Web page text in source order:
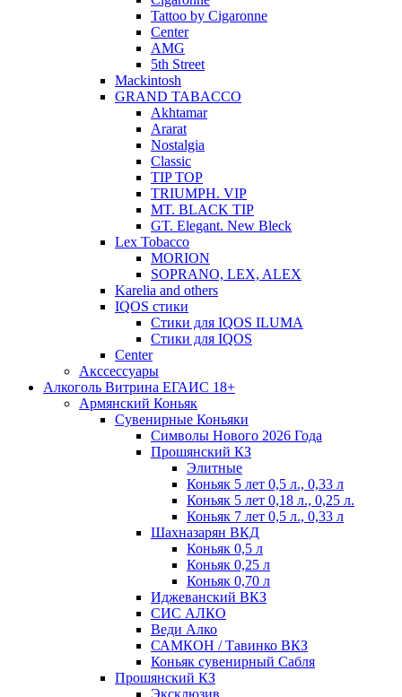
Tattoo by Cigaronne
Center
AMG
5th Street
Mackintosh
GRAND TABACCO
Akhtamar
Ararat
Nostalgia
Classic
TIP TOP
TRIUMPH. VIP
MT. BLACK TIP
GT. Elegant. New Bleck
Lex Tobacco
MORION
SOPRANO, LEX, ALEX
Karelia and others
IQOS стики
Стики для IQOS ILUMA
Стики для IQOS
Сenter
Акссессуары
Алкоголь Витрина ЕГАИС 18+
Армянский Коньяк
Сувенирные Коньяки
Символы Нового 2026 Года
Прошянский КЗ
Элитные
Коньяк 5 лет 0,5 л., 0,33 л
Коньяк 5 лет 0,18 л., 0,25 л.
Коньяк 7 лет 0,5 л., 0,33 л
Шахназарян ВКД
Коньяк 0,5 л
Коньяк 0,25 л
Коньяк 0,70 л
Иджеванский ВКЗ
СИС АЛКО
Веди Алко
САМКОН / Тавинко ВКЗ
Коньяк сувенирный Сабля
Прошянский КЗ
Эксклюзив